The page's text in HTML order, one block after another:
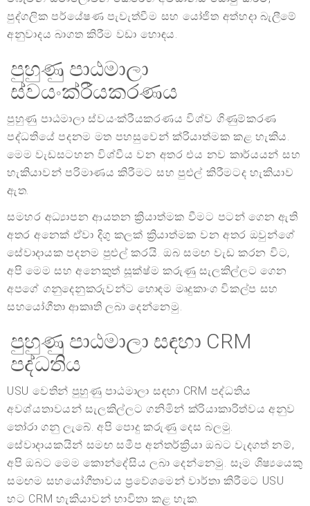
පුද්ගලික පර්යේෂණ පැවැත්වීම සහ යෝජිත අත්හදා බැලීමේ
අනුවාදය බාගත කිරීම වඩා හොඳය.
පුහුණු පාඨමාලා
ස්වයංක්රීයකරණය
පුහුණු පාඨමාලා ස්වයංක්රීයකරණය විශ්ව ගිණුම්කරණ
පද්ධතියේ පදනම මත පහසුවෙන් ක්රියාත්මක කළ හැකිය.
මෙම වැඩසටහන විශ්වීය වන අතර එය නව කාර්යයන් සහ
හැකියාවන් පරිමාණය කිරීමට සහ පුළුල් කිරීමටද හැකියාව
ඇත.
සමහර අධ්‍යාපන ආයතන ක්‍රියාත්මක වීමට පටන් ගෙන ඇති
අතර අනෙක් ඒවා දිගු කලක් ක්‍රියාත්මක වන අතර ඔවුන්ගේ
සේවාදායක පදනම පුළුල් කරයි. ඔබ සමඟ වැඩ කරන විට,
අපි මෙම සහ අනෙකුත් සූක්ෂ්ම කරුණු සැලකිල්ලට ගෙන
අපගේ ගනුදෙනුකරුවන්ට හොඳම මෘදුකාංග විකල්ප සහ
සහයෝගීතා ආකෘති ලබා දෙන්නෙමු.
පුහුණු පාඨමාලා සඳහා CRM
පද්ධතිය
USU වෙතින් පුහුණු පාඨමාලා සඳහා CRM පද්ධතිය
අවශ්යතාවයන් සැලකිල්ලට ගනිමින් ක්රියාකාරිත්වය අනුව
තෝරා ගනු ලැබේ. අපි පොදු කරුණු දෙස බලමු.
සේවාදායකයින් සමඟ සමීප අන්තර්ක්‍රියා ඔබට වැදගත් නම්,
අපි ඔබට මෙම කොන්දේසිය ලබා දෙන්නෙමු. සෑම ශිෂ්‍යයෙකු
සමඟම සහයෝගීතාවය ප්‍රවේශමෙන් වාර්තා කිරීමට USU
හට CRM හැකියාවන් භාවිතා කළ හැක.